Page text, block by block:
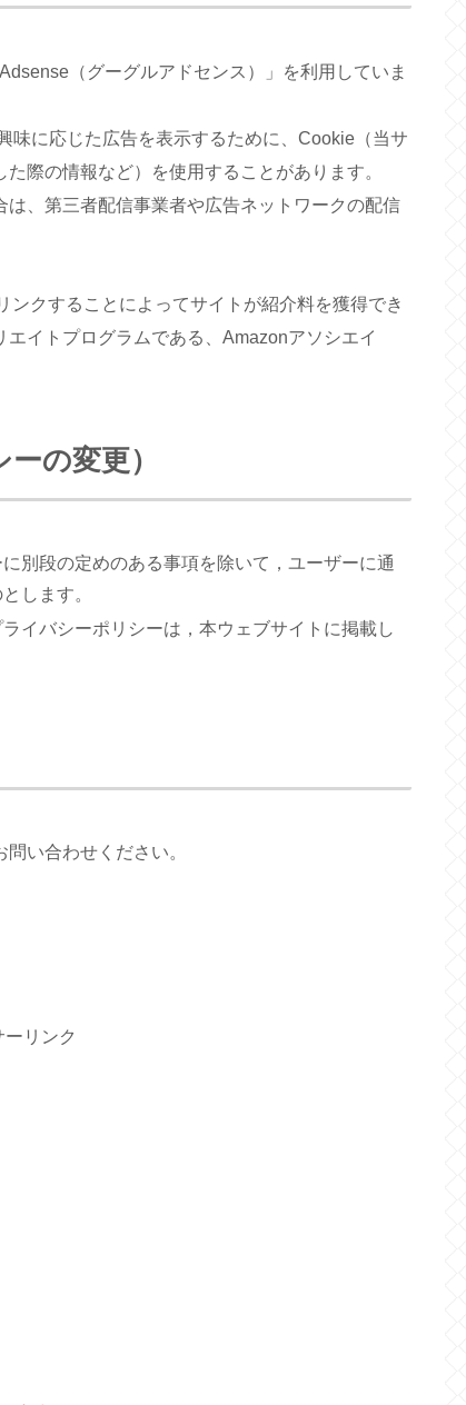
（グーグルアドセンス）」を利用していま
味に応じた広告を表示するために、Cookie（当サ
際の情報など）を使用することがあります。
、第三者配信事業者や広告ネットワークの配信
クすることによってサイトが紹介料を獲得でき
イトプログラムである、Amazonアソシエイ
の変更）
別段の定めのある事項を除いて，ユーザーに通
します。
イバシーポリシーは，本ウェブサイトに掲載し
い合わせください。
ーリンク